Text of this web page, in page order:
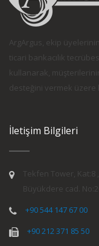
ArgArgus, ekip
ticari bankacılık
kullanarak,
desteğini vermek üzere
İletişim Bilgileri
Tekfen Tower, Kat:8 ,
Büyükdere cad.
+90 544 147 67 00
+90 212 371 85 50